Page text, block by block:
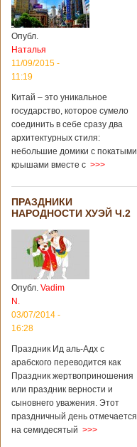
Опубл.
Наталья
11/09/2015 -
11:19
Китай – это уникальное
государство, которое сумело
соединить в себе сразу два
архитектурных стиля:
небольшие домики с покатыми
крышами вместе с >>>
ПРАЗДНИКИ
НАРОДНОСТИ ХУЭЙ Ч.2
Опубл. Vadim
N.
03/07/2014 -
16:28
Праздник Ид аль-Адх с
арабского переводится как
Праздник жертвоприношения
или праздник верности и
сыновнего уважения. Этот
праздничный день отмечается
на семидесятый >>>